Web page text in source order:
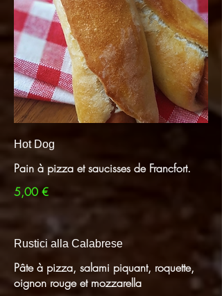
Hot Dog
Pain à pizza et saucisses de Francfort.
5,00 €
Rustici alla Calabrese
Pâte à pizza, salami piquant, roquette,
oignon rouge et mozzarella